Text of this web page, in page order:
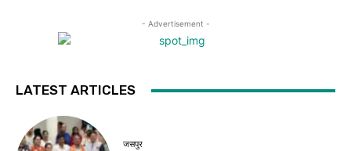
- Advertisement -
LATEST ARTICLES
जसपुर